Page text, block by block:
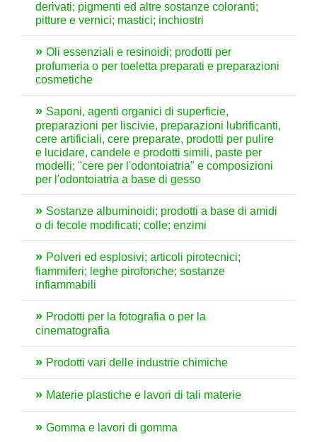
derivati; pigmenti ed altre sostanze coloranti;
pitture e vernici; mastici; inchiostri
Oli essenziali e resinoidi; prodotti per
profumeria o per toeletta preparati e preparazioni
cosmetiche
Saponi, agenti organici di superficie,
preparazioni per liscivie, preparazioni lubrificanti,
cere artificiali, cere preparate, prodotti per pulire
e lucidare, candele e prodotti simili, paste per
modelli; "cere per l'odontoiatria" e composizioni
per l'odontoiatria a base di gesso
Sostanze albuminoidi; prodotti a base di amidi
o di fecole modificati; colle; enzimi
Polveri ed esplosivi; articoli pirotecnici;
fiammiferi; leghe piroforiche; sostanze
infiammabili
Prodotti per la fotografia o per la
cinematografia
Prodotti vari delle industrie chimiche
Materie plastiche e lavori di tali materie
Gomma e lavori di gomma